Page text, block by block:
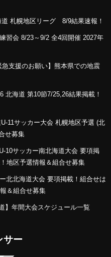
札幌地区リーグ 8/9結果速報！
習会 8/23～9/2 全4回開催 2027年
急支援のお願い】熊本県での地震
北海道 第10節7/25,26結果掲載！
11サッカー大会 札幌地区予選 (北
せ募集
10サッカー南北海道大会 要項掲
地区予選情報＆組合せ募集
北北海道大会 要項掲載！組合せは
＆組合せ募集
】年間大会スケジュール一覧
サー